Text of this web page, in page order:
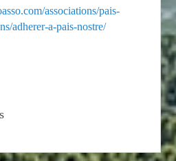
associations/pais-
adherer-a-pais-nostre/